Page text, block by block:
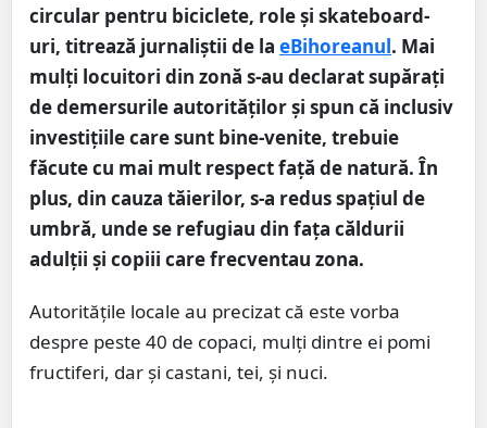
circular pentru biciclete, role și skateboard-
uri, titrează jurnaliștii de la eBihoreanul. Mai
mulți locuitori din zonă s-au declarat supărați
de demersurile autorităților și spun că inclusiv
investițiile care sunt bine-venite, trebuie
făcute cu mai mult respect față de natură. În
plus, din cauza tăierilor, s-a redus spațiul de
umbră, unde se refugiau din fața căldurii
adulții și copiii care frecventau zona.
Autoritățile locale au precizat că este vorba
despre peste 40 de copaci, mulți dintre ei pomi
fructiferi, dar și castani, tei, și nuci.